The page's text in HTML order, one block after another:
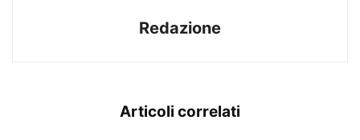
Redazione
Articoli correlati